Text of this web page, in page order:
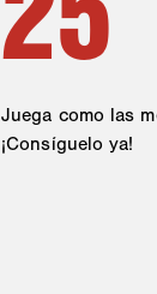
Juega como las
¡Consíguelo ya!